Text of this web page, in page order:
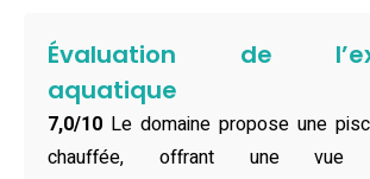
Dans la chambre, du confort et de la
double pour les amoureux ou ceux qui
canapé-lit pour les enfants ou les
faut pour cuisiner un fiadone ou
ne juge pas). La salle de bains, elle, n’a
Évaluation de
aquatique
7,0/10 Le domaine propose une
chauffée, offrant une vue